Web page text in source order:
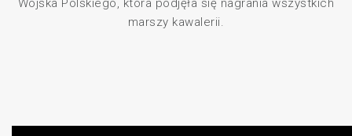
Wojska Polskiego, która podjęła się nagrania wszystkich
marszy kawalerii.